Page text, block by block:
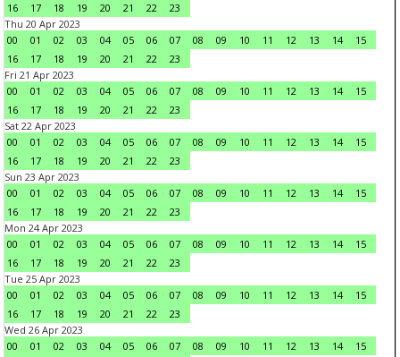
16
17 18 19 20 21 22
23
Thu 20 Apr 2023
00
01 02 03 04 05 06 07 08 09 10 11 12 13 14
15
16
17 18 19 20 21 22
23
Fri 21 Apr 2023
00
01 02 03 04 05 06 07 08 09 10 11 12 13 14
15
16
17 18 19 20 21 22
23
Sat 22 Apr 2023
00
01 02 03 04 05 06 07 08 09 10 11 12 13 14
15
16
17 18 19 20 21 22
23
Sun 23 Apr 2023
00
01 02 03 04 05 06 07 08 09 10 11 12 13 14
15
16
17 18 19 20 21 22
23
Mon 24 Apr 2023
00
01 02 03 04 05 06 07 08 09 10 11 12 13 14
15
16
17 18 19 20 21 22
23
Tue 25 Apr 2023
00
01 02 03 04 05 06 07 08 09 10 11 12 13 14
15
16
17 18 19 20 21 22
23
Wed 26 Apr 2023
00
01 02 03 04 05 06 07 08 09 10 11 12 13 14
15